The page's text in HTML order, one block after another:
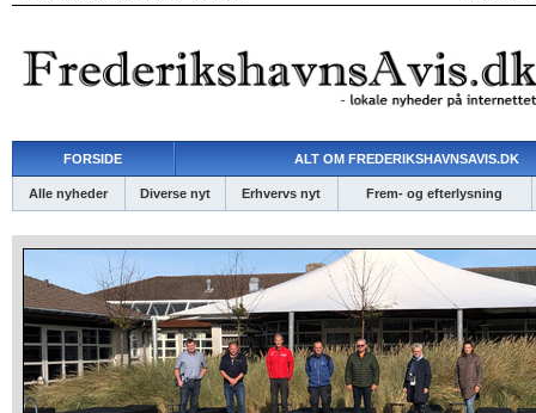
FORSIDE ALT OM FREDERIKSHAVNSAVIS.DK
Alle nyheder Diverse nyt Erhvervs nyt Frem- og efterlysning